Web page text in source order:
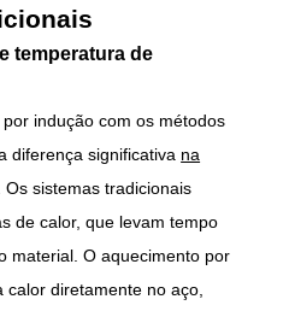
temperatura de
indução com os métodos
diferença significativa na
. Os sistemas tradicionais
de calor, que levam tempo
material. O aquecimento por
diretamente no aço,